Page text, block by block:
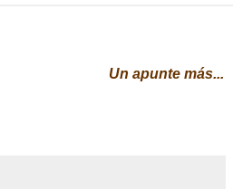
Un apunte más...